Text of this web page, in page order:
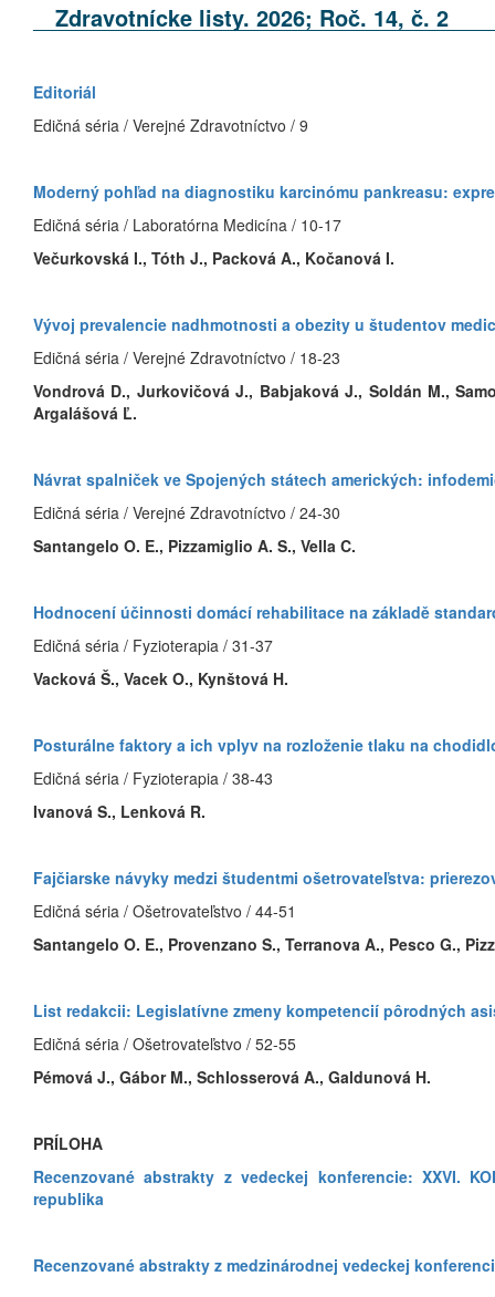
Zdravotnícke listy. 2026; Roč. 14, č. 2
Editoriál
Edičná séria / Verejné Zdravotníctvo / 9
Moderný pohľad na diagnostiku karcinómu pankreasu:
Edičná séria / Laboratórna Medicína / 10-17
Večurkovská I., Tóth J., Packová A., Kočanová I.
Vývoj prevalencie nadhmotnosti a obezity u študentov
Edičná séria / Verejné Zdravotníctvo / 18-23
Vondrová D., Jurkovičová J., Babjaková J., Soldán M.,
Argalášová Ľ.
Návrat spalniček ve Spojených státech amerických:
Edičná séria / Verejné Zdravotníctvo / 24-30
Santangelo O. E., Pizzamiglio A. S., Vella C.
Hodnocení účinnosti domácí rehabilitace na základě
Edičná séria / Fyzioterapia / 31-37
Vacková Š., Vacek O., Kynštová H.
Posturálne faktory a ich vplyv na rozloženie tlaku na
Edičná séria / Fyzioterapia / 38-43
Ivanová S., Lenková R.
Fajčiarske návyky medzi študentmi ošetrovateľstva:
Edičná séria / Ošetrovateľstvo / 44-51
Santangelo O. E., Provenzano S., Terranova A., Pesco G.,
List redakcii: Legislatívne zmeny kompetencií pôrodných
Edičná séria / Ošetrovateľstvo / 52-55
Pémová J., Gábor M., Schlosserová A., Galdunová H.
PRÍLOHA
Recenzované abstrakty z vedeckej konferencie: XXVI.
republika
Recenzované abstrakty z medzinárodnej vedeckej